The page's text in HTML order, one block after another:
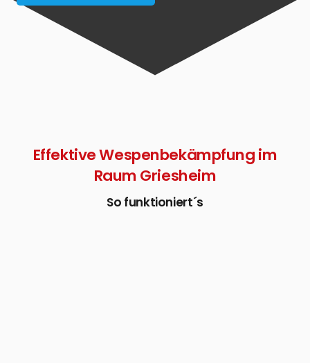
Effektive Wespenbekämpfung im
Raum Griesheim
So funktioniert´s